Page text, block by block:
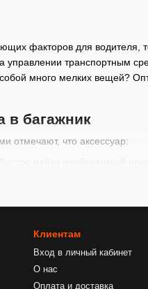
факторов для водителя,
управлении транспортным
много мелких вещей?
в багажник
отмечают, что аксессуар:
от бытовых загрязнений и
себя в удобстве. Это
Клиентам
Вход в личный кабинет
О нас
Оплата и доставка